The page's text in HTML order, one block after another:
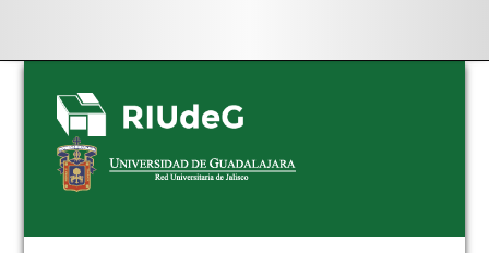
Skip
navigation